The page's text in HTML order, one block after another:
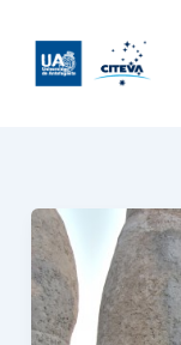
contenido